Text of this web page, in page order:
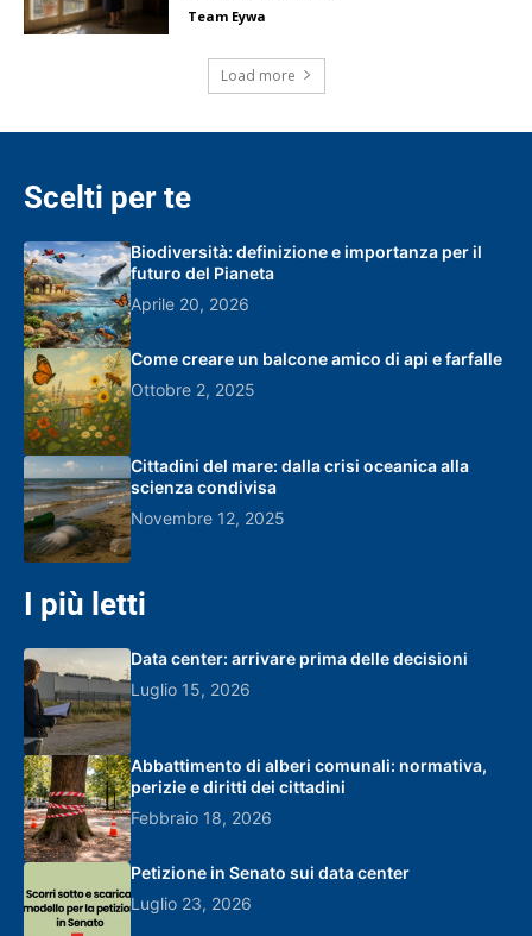
Team Eywa
Load more
Scelti per te
Biodiversità: definizione e importanza per il
futuro del Pianeta
Aprile 20, 2026
Come creare un balcone amico di api e farfalle
Ottobre 2, 2025
Cittadini del mare: dalla crisi oceanica alla
scienza condivisa
Novembre 12, 2025
I più letti
Data center: arrivare prima delle decisioni
Luglio 15, 2026
Abbattimento di alberi comunali: normativa,
perizie e diritti dei cittadini
Febbraio 18, 2026
Petizione in Senato sui data center
Luglio 23, 2026